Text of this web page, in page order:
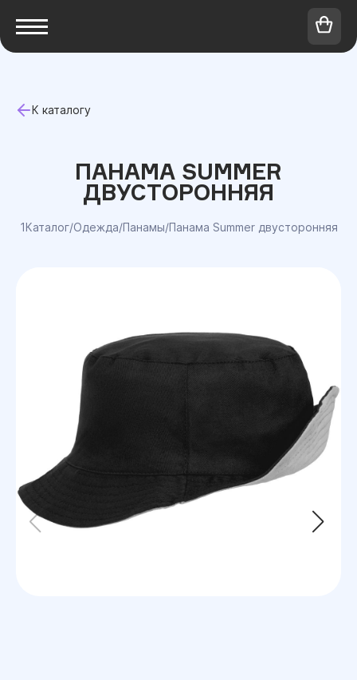
К каталогу
ПАНАМА SUMMER
ДВУСТОРОННЯЯ
1Каталог/Одежда/Панамы/Панама Summer двусторонняя